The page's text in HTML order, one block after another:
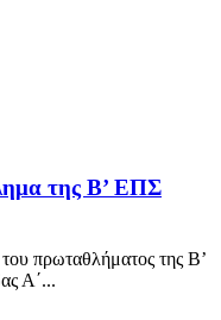
της Β’ ΕΠΣ
πρωταθλήματος της Β’
Α΄...